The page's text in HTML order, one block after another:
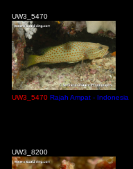
UW3_5470
UW3_5470 Rajah Ampat - Indonesia
UW3_8200